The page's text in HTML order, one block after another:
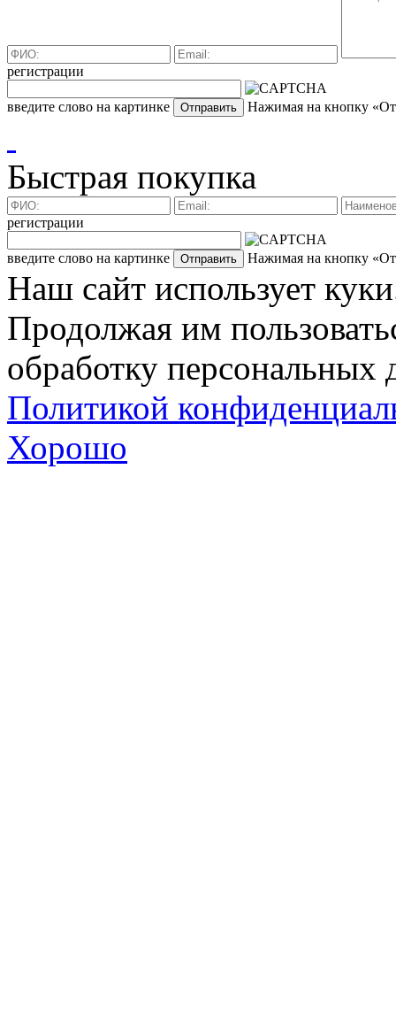
регистрации
введите слово на картинке Нажимая на кнопку
Быстрая покупка
регистрации
введите слово на картинке Нажимая на кнопку
Наш сайт использует
Продолжая им
обработку персональных
Политикой
Хорошо